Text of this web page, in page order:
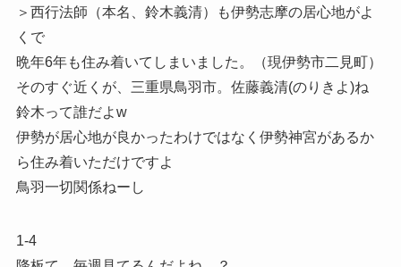
＞西行法師（本名、鈴木義清）も伊勢志摩の居心地がよ
くで
晩年6年も住み着いてしまいました。（現伊勢市二見町）
そのすぐ近くが、三重県鳥羽市。佐藤義清(のりきよ)ね
鈴木って誰だよw
伊勢が居心地が良かったわけではなく伊勢神宮があるか
ら住み着いただけですよ
鳥羽一切関係ねーし
1-4